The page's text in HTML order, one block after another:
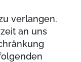
verlangen.
an uns